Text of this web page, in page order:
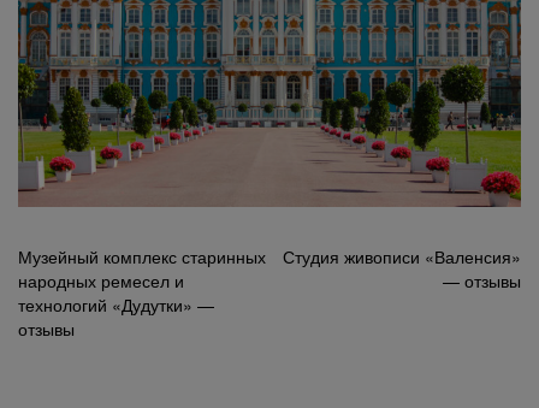
Навигация
по
записям
Музейный комплекс старинных
народных ремесел и
технологий «Дудутки» —
отзывы
Студия живописи «Валенсия»
— отзывы